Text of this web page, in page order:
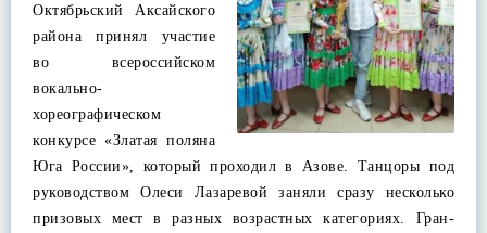
Октябрьский Аксайского
района принял участие
во всероссийском
вокально-
хореографическом
конкурсе «Златая поляна
Юга России», который проходил в Азове. Танцоры под
руководством Олеси Лазаревой заняли сразу несколько
призовых мест в разных возрастных категориях. Гран-